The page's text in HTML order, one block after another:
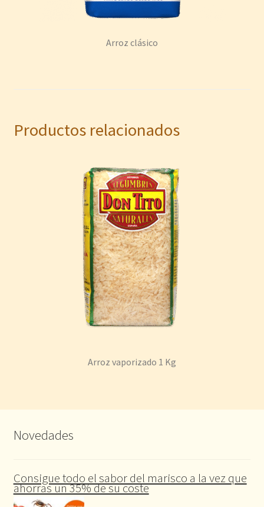
Arroz clásico
Productos relacionados
Arroz vaporizado 1 Kg
Novedades
Consigue todo el sabor del marisco a la vez que
ahorras un 35% de su coste